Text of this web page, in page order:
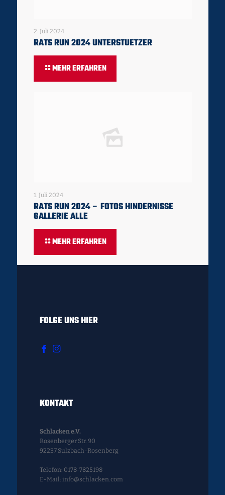
2. Juli 2024
RATS RUN 2024 UNTERSTUETZER
MEHR ERFAHREN
1. Juli 2024
RATS RUN 2024 – FOTOS HINDERNISSE
GALLERIE ALLE
MEHR ERFAHREN
FOLGE UNS HIER
KONTAKT
Schlacken e.V.
Rosenberger Str. 90
92237 Sulzbach-Rosenberg
Telefon: 0178-7825198
E-Mail: info@schlacken.com